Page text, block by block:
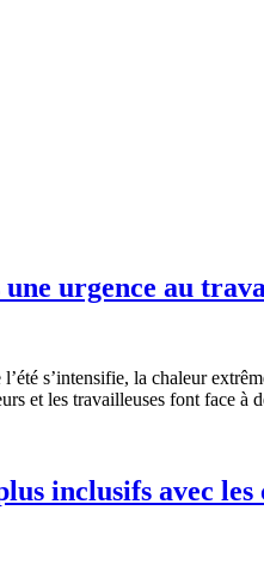
urgence au
s’intensifie, la chaleur
et les travailleuses font face à
inclusifs avec